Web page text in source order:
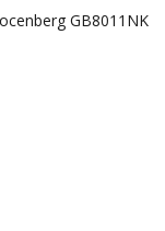
GB8011NK